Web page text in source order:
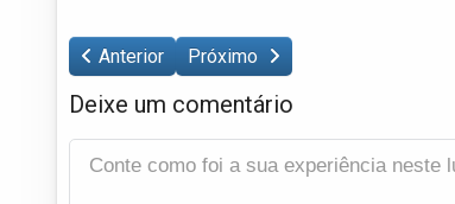
Anterior Próximo
Deixe um comentário